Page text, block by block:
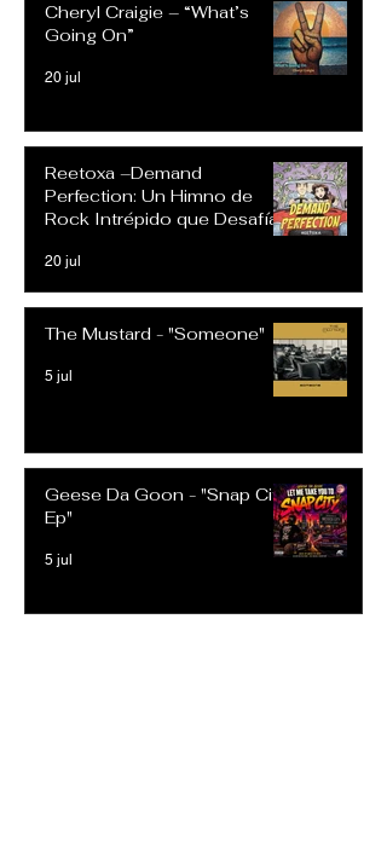
Cheryl Craigie – “What’s
Going On”
20 jul
Reetoxa –Demand
Perfection: Un Himno de
Rock Intrépido que Desafía
20 jul
The Mustard - "Someone"
5 jul
Geese Da Goon - "Snap City
Ep"
5 jul